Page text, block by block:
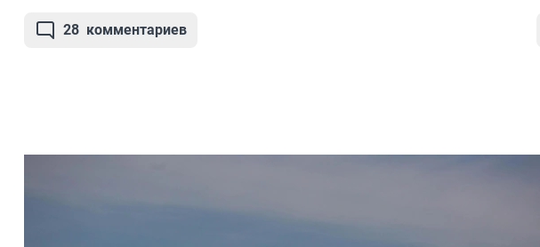
28 комментариев